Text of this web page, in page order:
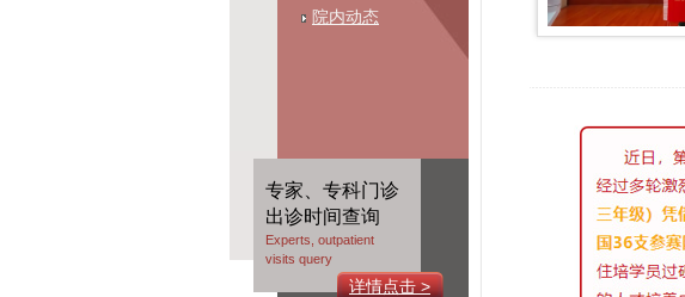
院内动态
专家、专科门诊
出诊时间查询
Experts, outpatient
visits query
详情点击 >